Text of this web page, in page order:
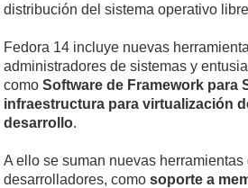
distribución del sistema operativo
Fedora 14 incluye nuevas
administradores de sistemas y
como Software de Framework para
infraestructura para virtualización
desarrollo.
A ello se suman nuevas
desarrolladores, como soporte a